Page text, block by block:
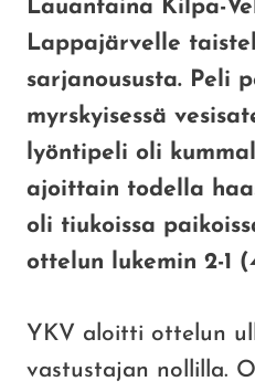
Lauantaina Kilpa-
Lappajärvelle
sarjanoususta. Peli
myrskyisessä
lyöntipeli oli
ajoittain todella
oli tiukoissa
ottelun lukemin 2-1
YKV aloitti ottelun
vastustajan nollilla.